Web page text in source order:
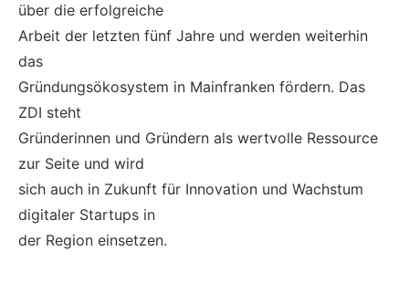
über die erfolgreiche
Arbeit der letzten fünf Jahre und werden weiterhin
das
Gründungsökosystem in Mainfranken fördern. Das
ZDI steht
Gründerinnen und Gründern als wertvolle Ressource
zur Seite und wird
sich auch in Zukunft für Innovation und Wachstum
digitaler Startups in
der Region einsetzen.